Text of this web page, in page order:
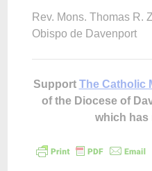
Rev. Mons. Thomas R.
Obispo de Davenport
Support The Catholic
of the Diocese of
which has